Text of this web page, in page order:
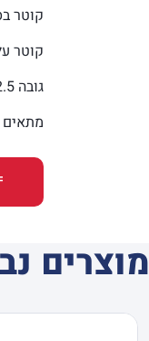
קוטר
קוטר
גובה 2.5 ס"מ
מתאים
מוצרים